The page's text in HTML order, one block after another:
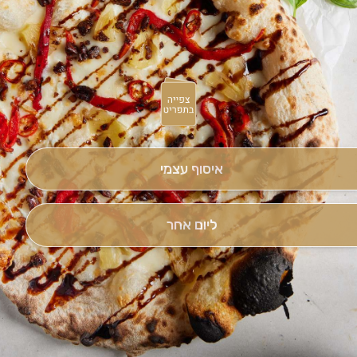
איסוף עצמי
ליום אחר